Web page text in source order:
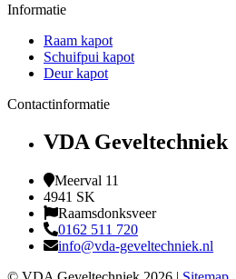
Informatie
Raam kapot
Schuifpui kapot
Deur kapot
Contactinformatie
VDA Geveltechniek
Meerval 11
4941 SK
Raamsdonksveer
0162 511 720
info@vda-geveltechniek.nl